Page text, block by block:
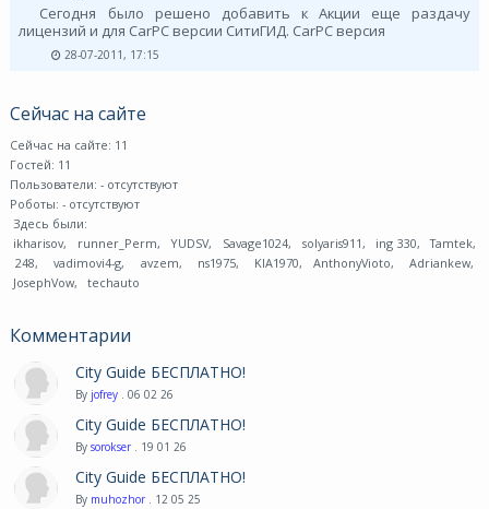
Сегодня было решено добавить к Акции еще раздачу
лицензий и для CarPC версии СитиГИД. CarPC версия
28-07-2011, 17:15
Сейчас на сайте
Сейчас на сайте: 11
Гостей: 11
Пользователи: - отсутствуют
Роботы: - отсутствуют
Здесь были:
ikharisov, runner_Perm, YUDSV, Savage1024, solyaris911, ing 330, Tamtek,
248, vadimovi4-g, avzem, ns1975, KIA1970, AnthonyVioto, Adriankew,
JosephVow, techauto
Комментарии
City Guide БЕСПЛАТНО!
By jofrey . 06 02 26
City Guide БЕСПЛАТНО!
By sorokser . 19 01 26
City Guide БЕСПЛАТНО!
By muhozhor . 12 05 25